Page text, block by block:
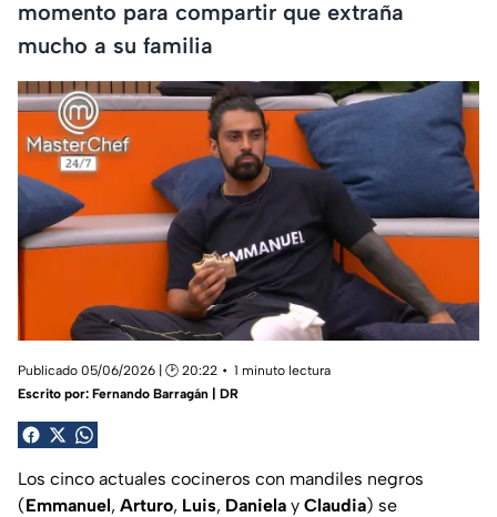
momento para compartir que extraña
mucho a su familia
Publicado 05/06/2026 | 🕑 20:22
1 minuto lectura
Escrito por: Fernando Barragán | DR
Los cinco actuales cocineros con mandiles negros
(Emmanuel, Arturo, Luis, Daniela y Claudia) se